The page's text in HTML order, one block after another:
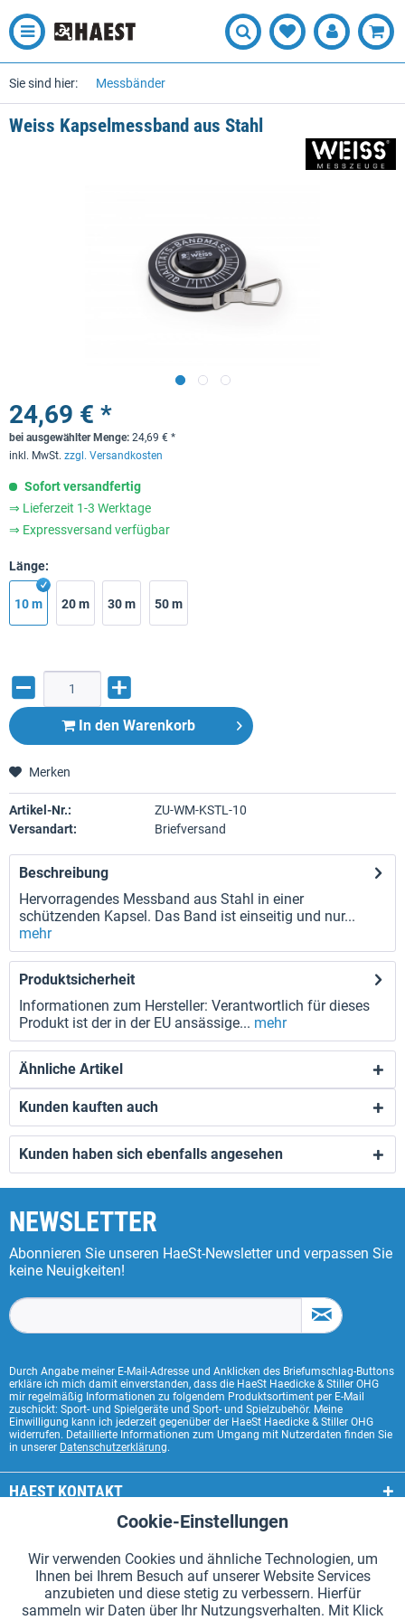
Sie sind hier: Messbänder
Weiss Kapselmessband aus Stahl
24,69 € *
bei ausgewählter Menge: 24,69 € *
inkl. MwSt. zzgl. Versandkosten
Sofort versandfertig
⇒ Lieferzeit 1-3 Werktage
⇒ Expressversand verfügbar
Länge:
10 m 20 m 30 m 50 m
In den Warenkorb
Merken
Artikel-Nr.:
ZU-WM-KSTL-10
Versandart:
Briefversand
Beschreibung
Hervorragendes Messband aus Stahl in einer
schützenden Kapsel. Das Band ist einseitig und nur...
mehr
Produktsicherheit
Informationen zum Hersteller: Verantwortlich für dieses
Produkt ist der in der EU ansässige... mehr
Ähnliche Artikel
Kunden kauften auch
Kunden haben sich ebenfalls angesehen
NEWSLETTER
Abonnieren Sie unseren HaeSt-Newsletter und verpassen Sie
keine Neuigkeiten!
Durch Angabe meiner E-Mail-Adresse und Anklicken des Briefumschlag-Buttons
erkläre ich mich damit einverstanden, dass die HaeSt Haedicke & Stiller OHG
mir regelmäßig Informationen zu folgendem Produktsortiment per E-Mail
zuschickt: Sport- und Spielgeräte und Sport- und Spielzubehör. Meine
Einwilligung kann ich jederzeit gegenüber der HaeSt Haedicke & Stiller OHG
widerrufen. Detaillierte Informationen zum Umgang mit Nutzerdaten finden Sie
in unserer Datenschutzerklärung.
HAEST KONTAKT
HAEST SHOP SERVICE
ALLGEMEINE INFORMATIONEN
ZAHLUNGSARTEN
Aktiv
Tracking Aktiv
Cookie-Einstellungen
Wir verwenden Cookies und ähnliche Technologien, um
Ihnen bei Ihrem Besuch auf unserer Website Services
anzubieten und diese stetig zu verbessern. Hierfür
sammeln wir Daten über Ihr Nutzungsverhalten. Mit Klick